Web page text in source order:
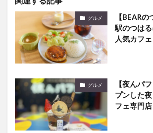
グルメ
【BEAR
駅のつは
人気カフェ
グルメ
【夜んパ
プンした
フェ専門店